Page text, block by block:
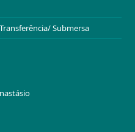
Submersa